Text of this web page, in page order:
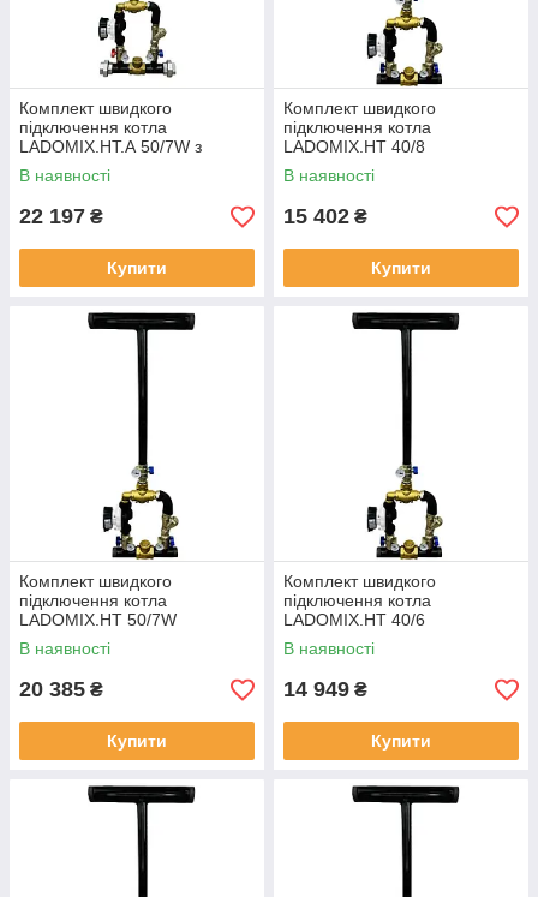
Комплект швидкого
підключення котла
LADOMIX.HT.А 50/7W з
американками,
термозмішувальний вузол
В наявності
22 197 ₴
Купити
Комплект швидкого
підключення котла
LADOMIX.HT 40/8
термозмішувальний вузол
55°C, Dn40 (1 1/2") KVANT
В наявності
15 402 ₴
Купити
Комплект швидкого
підключення котла
LADOMIX.HT 50/7W
термозмішувальний вузол
55°C, Dn50 (2") KVANT
В наявності
20 385 ₴
Купити
Комплект швидкого
підключення котла
LADOMIX.HT 40/6
термозмішувальний вузол
55°C, Dn40 (1 1/2") KVANT
В наявності
14 949 ₴
Купити